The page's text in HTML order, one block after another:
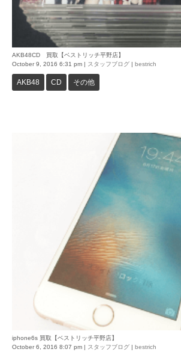
AKB48CD 買取【ベストリッチ平野店】
October 9, 2016 6:31 pm | スタッフブログ | bestrich
AKB48 CD その他
iphone6s 買取【ベストリッチ平野店】
October 6, 2016 8:07 pm | スタッフブログ | bestrich